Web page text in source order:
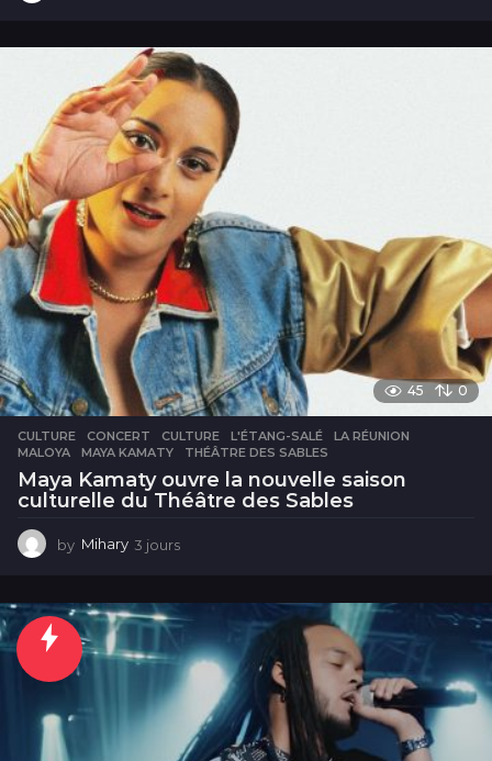
u
r
45 0
CULTURE CONCERT ,CULTURE ,L'ÉTANG-SALÉ ,LA RÉUNION
MALOYA
,MAYA KAMATY ,THÉÂTRE DES SABLES
Maya Kamaty ouvre la nouvelle saison
culturelle du Théâtre des Sables
by Mihary 3 jours
u
r
s